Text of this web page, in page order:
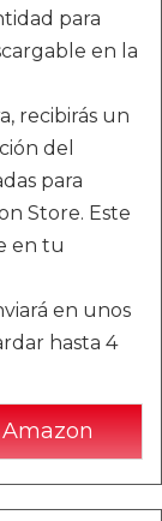
para
en la
recibirás un
del
para
Store. Este
en tu
en unos
hasta 4